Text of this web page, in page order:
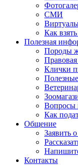
СМИ
Как
Полезная
Породы
Клички
Вопросы
Как
Общение
Заявить
Контакты